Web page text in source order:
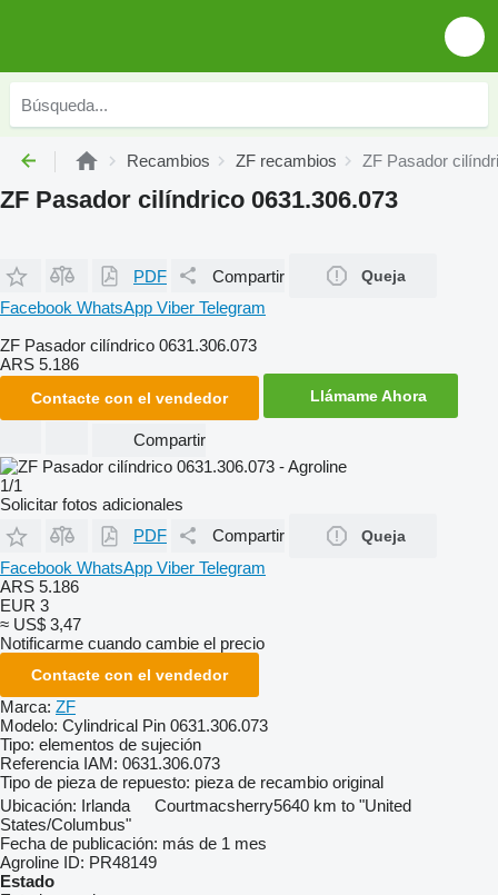
Recambios ZF recambios ZF Pasador
ZF Pasador cilíndrico 0631.306.073
PDF Compartir Queja
Facebook WhatsApp Viber Telegram
ZF Pasador cilíndrico 0631.306.073
ARS 5.186
Contacte con el vendedor Llámame Ahora
Compartir
1/1
Solicitar fotos adicionales
PDF
Compartir Queja
Facebook WhatsApp Viber Telegram
ARS 5.186
EUR 3
≈ US$ 3,47
Notificarme cuando cambie el precio
Contacte con el vendedor
Marca: ZF
Modelo: Cylindrical Pin 0631.306.073
Tipo: elementos de sujeción
Referencia IAM: 0631.306.073
Tipo de pieza de repuesto: pieza de recambio original
Ubicación: Irlanda Courtmacsherry5640 km to "United
States/Columbus"
Fecha de publicación: más de 1 mes
Agroline ID: PR48149
Estado